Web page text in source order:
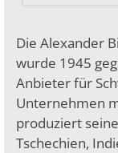
Die Alexander
wurde 1945
Anbieter für
Unternehmen
produziert
Tschechien,